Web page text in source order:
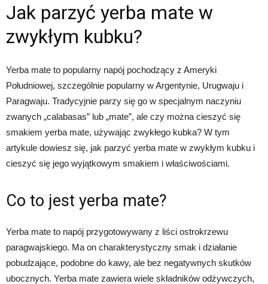
Jak parzyć yerba mate w
zwykłym kubku?
Yerba mate to popularny napój pochodzący z Ameryki
Południowej, szczególnie popularny w Argentynie, Urugwaju i
Paragwaju. Tradycyjnie parzy się go w specjalnym naczyniu
zwanych „calabasas” lub „mate”, ale czy można cieszyć się
smakiem yerba mate, używając zwykłego kubka? W tym
artykule dowiesz się, jak parzyć yerba mate w zwykłym kubku i
cieszyć się jego wyjątkowym smakiem i właściwościami.
Co to jest yerba mate?
Yerba mate to napój przygotowywany z liści ostrokrzewu
paragwajskiego. Ma on charakterystyczny smak i działanie
pobudzające, podobne do kawy, ale bez negatywnych skutków
ubocznych. Yerba mate zawiera wiele składników odżywczych,